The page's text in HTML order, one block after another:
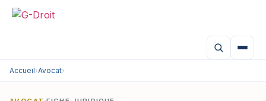
Accueil›Avocat›